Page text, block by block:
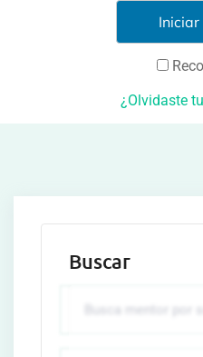
¿Olvidaste
Buscar